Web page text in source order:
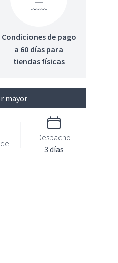
Condiciones de pago
a 60 días para
tiendas físicas
mayor
Despacho
3 días